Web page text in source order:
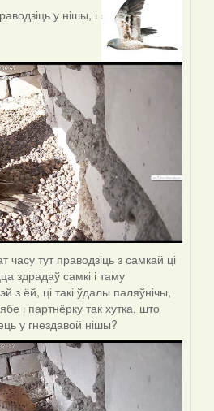
у нішы, і
тут праводзіць з самкай ці
здрадаў самкі і таму
з ёй, ці такі ўдалы паляўнічы,
і партнёрку так хутка, што
у гнездавой нішы?